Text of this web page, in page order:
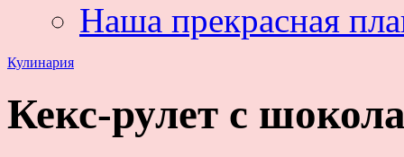
Наша прекрасная
Кулинария
Кекс-рулет с